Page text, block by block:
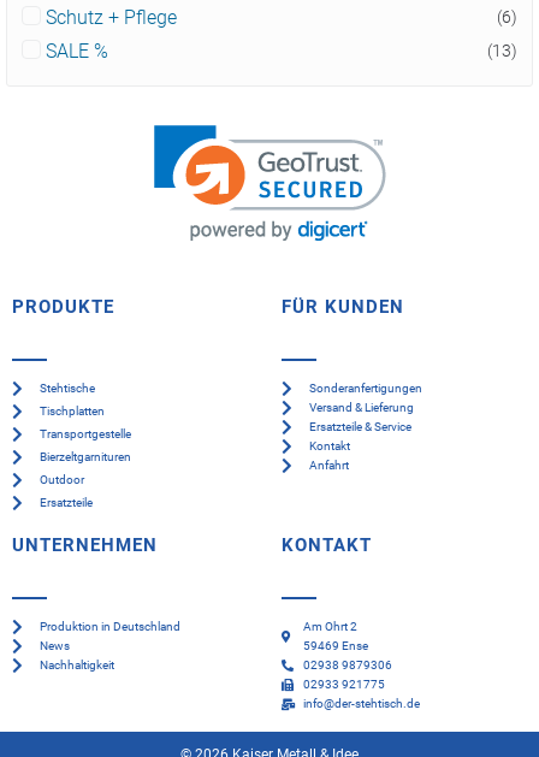
Schutz + Pflege (6)
SALE % (13)
PRODUKTE
Stehtische
Tischplatten
Transportgestelle
Bierzeltgarnituren
Outdoor
Ersatzteile
FÜR KUNDEN
Sonderanfertigungen
Versand & Lieferung
Ersatzteile & Service
Kontakt
Anfahrt
UNTERNEHMEN
Produktion in Deutschland
News
Nachhaltigkeit
KONTAKT
Am Ohrt 2
59469 Ense
02938 9879306
02933 921775
info@der-stehtisch.de